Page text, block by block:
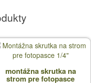
montážna skrutka na
strom pre fotopasce